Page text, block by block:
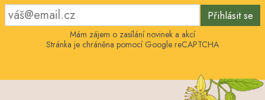
Přihlásit se
Mám zájem o zasílání novinek a akcí
Stránka je chráněna pomocí Google reCAPTCHA